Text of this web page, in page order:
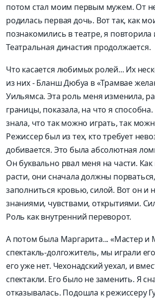
потом стал моим первым мужем. От
родилась первая дочь. Вот так, как
познакомились в театре, я повторила
Театральная династия продолжается.
Что касается любимых ролей... Их
из них - Бланш Дюбуа в «Трамвае
Уильямса. Эта роль меня изменила,
границы, показала, на что я способна.
знала, что так можно играть, так
Режиссер был из тех, кто требует
добивается. Это была абсолютная
Он буквально рвал меня на части.
расти, они сначала должны
заполниться кровью, силой. Вот он и
знаниями, чувствами, открытиями.
Роль как внутренний переворот.
А потом была Маргарита... «Мастер и
спектакль-долгожитель, мы играли
его уже нет. Чехонадский уехал, и
спектакли. Его было не заменить. Я
отказывалась. Подошла к режиссеру